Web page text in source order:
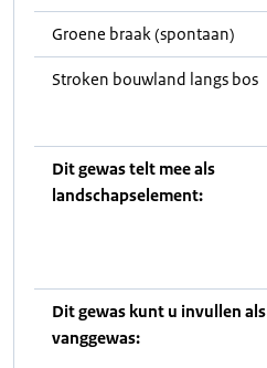
Groene braak (spontaan)
Stroken bouwland langs bos
Dit gewas telt mee als
landschapselement:
Dit gewas kunt u invullen als
vanggewas: